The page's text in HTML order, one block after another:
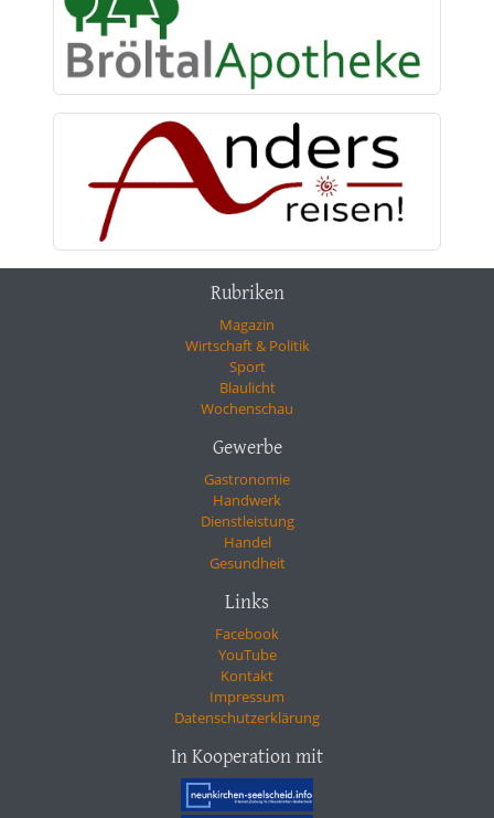
Rubriken
Magazin
Wirtschaft & Politik
Sport
Blaulicht
Wochenschau
Gewerbe
Gastronomie
Handwerk
Dienstleistung
Handel
Gesundheit
Links
Facebook
YouTube
Kontakt
Impressum
Datenschutzerklärung
In Kooperation mit